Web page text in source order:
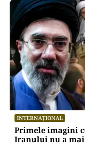
INTERNAȚIONAL
Primele imagini
Iranului nu a mai